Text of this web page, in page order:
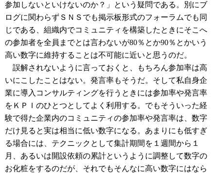
参加しないといけないのか？」という疑問である。別にブ
ログに関わらずＳＮＳでも掲示板形式のフォーラムでも同
じである、組織内でコミュニティを構築したときにそこへ
の参加者を全員までとは言わないが80％とか90％とかいう
高い数字に維持することは不可能に近いと思うのだ。
誤解されないように言っておくと、もちろん参加率は高
いにこしたことはない。発言率もそうだ。そして私自身企
業に導入コンサルティングを行うときには参加率や発言率
をＫＰＩのひとつとしてよく利用する。でもそういった経
験で得た企業内のコミュニティの参加率や発言率は、数字
だけ見ると実は相当に低い数字になる。あまりにも低すぎ
る場合には、テクニックとして集計期間を１週間から１
月、あるいは開設依頼の累計というように調整して数字の
お化粧をするのだが、それでもそんなに高い数字にはなら